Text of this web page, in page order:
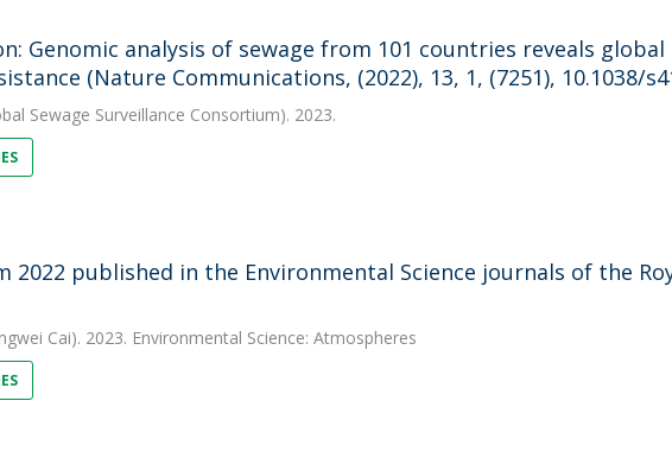
Genomic analysis of sewage from 101 countries reveals global
(Nature Communications, (2022), 13, 1, (7251), 10.1038/
Sewage Surveillance Consortium). 2023.
2022 published in the Environmental Science journals of the
Cai). 2023. Environmental Science: Atmospheres